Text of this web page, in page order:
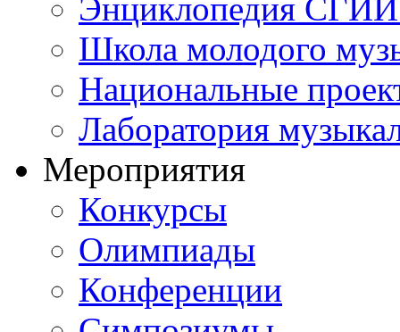
Энциклопедия СГИИ
Школа молодого
Национальные
Лаборатория
Мероприятия
Конкурсы
Олимпиады
Конференции